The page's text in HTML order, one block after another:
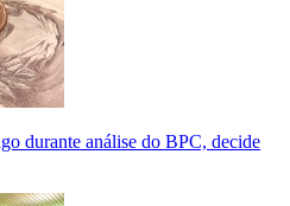
durante análise do BPC, decide